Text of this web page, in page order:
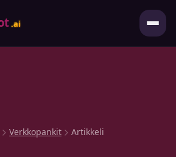
Verkkopankit Artikkeli